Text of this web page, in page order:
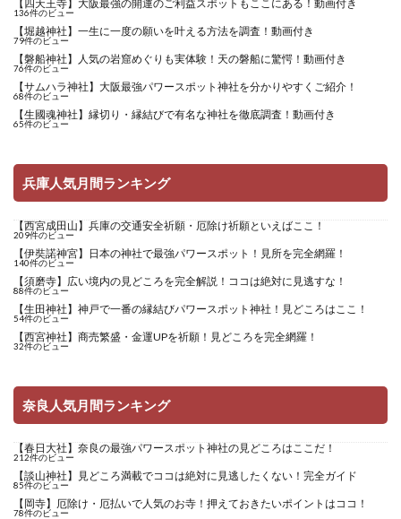
【四天王寺】大阪最強の開運のご利益スポットもここにある！動画付き
136件のビュー
【堀越神社】一生に一度の願いを叶える方法を調査！動画付き
79件のビュー
【磐船神社】人気の岩窟めぐりも実体験！天の磐船に驚愕！動画付き
76件のビュー
【サムハラ神社】大阪最強パワースポット神社を分かりやすくご紹介！
68件のビュー
【生國魂神社】縁切り・縁結びで有名な神社を徹底調査！動画付き
65件のビュー
兵庫人気月間ランキング
【西宮成田山】兵庫の交通安全祈願・厄除け祈願といえばここ！
209件のビュー
【伊奘諾神宮】日本の神社で最強パワースポット！見所を完全網羅！
140件のビュー
【須磨寺】広い境内の見どころを完全解説！ココは絶対に見逃すな！
88件のビュー
【生田神社】神戸で一番の縁結びパワースポット神社！見どころはここ！
54件のビュー
【西宮神社】商売繁盛・金運UPを祈願！見どころを完全網羅！
32件のビュー
奈良人気月間ランキング
【春日大社】奈良の最強パワースポット神社の見どころはここだ！
212件のビュー
【談山神社】見どころ満載でココは絶対に見逃したくない！完全ガイド
85件のビュー
【岡寺】厄除け・厄払いで人気のお寺！押えておきたいポイントはココ！
78件のビュー